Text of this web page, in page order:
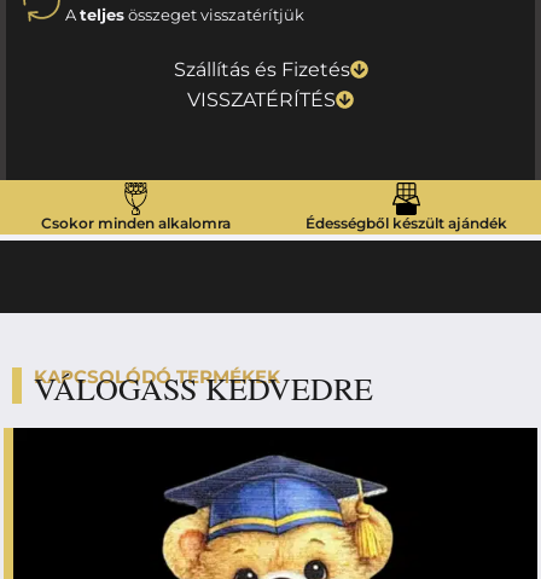
Ateljesösszeget visszatérítjük
Szállítás és Fizetés
VISSZATÉRÍTÉS
Csokor minden alkalomra Édességből készült ajándék
KAPCSOLÓDÓ TERMÉKEK
VÁLOGASS KEDVEDRE